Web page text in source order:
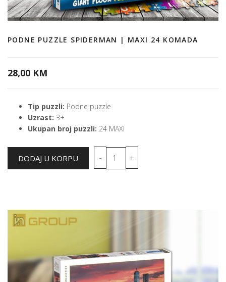
PODNE PUZZLE SPIDERMAN | MAXI 24 KOMADA
28,00 KM
Tip puzzli: Podne puzzle
Uzrast: 3+
Ukupan broj puzzli: 24 MAXI